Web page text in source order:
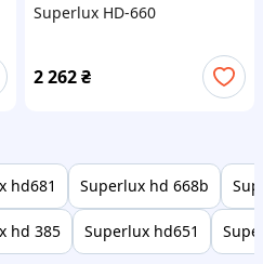
Superlux HD-660
2 262₴
hd681 Superlux hd 668b
hd 385 Superlux hd651